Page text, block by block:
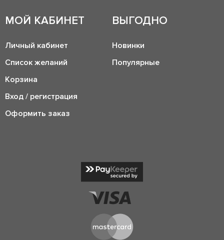
МОЙ КАБИНЕТ
Личный кабинет
Список желаний
Корзина
Вход / регистрация
Оформить заказ
ВЫГОДНО
Новинки
Популярные